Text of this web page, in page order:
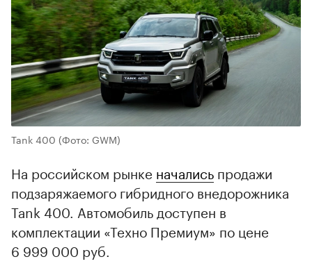
Tank 400 (Фото: GWM)
На российском рынке начались продажи
подзаряжаемого гибридного внедорожника
Tank 400. Автомобиль доступен в
комплектации «Техно Премиум» по цене
6 999 000 руб.